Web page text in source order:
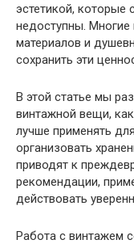
эстетикой,
недоступны. Многие
материалов и
сохранить эти
В этой статье мы
винтажной вещи,
лучше применять
организовать
приводят к
рекомендации,
действовать
Работа с винтажем